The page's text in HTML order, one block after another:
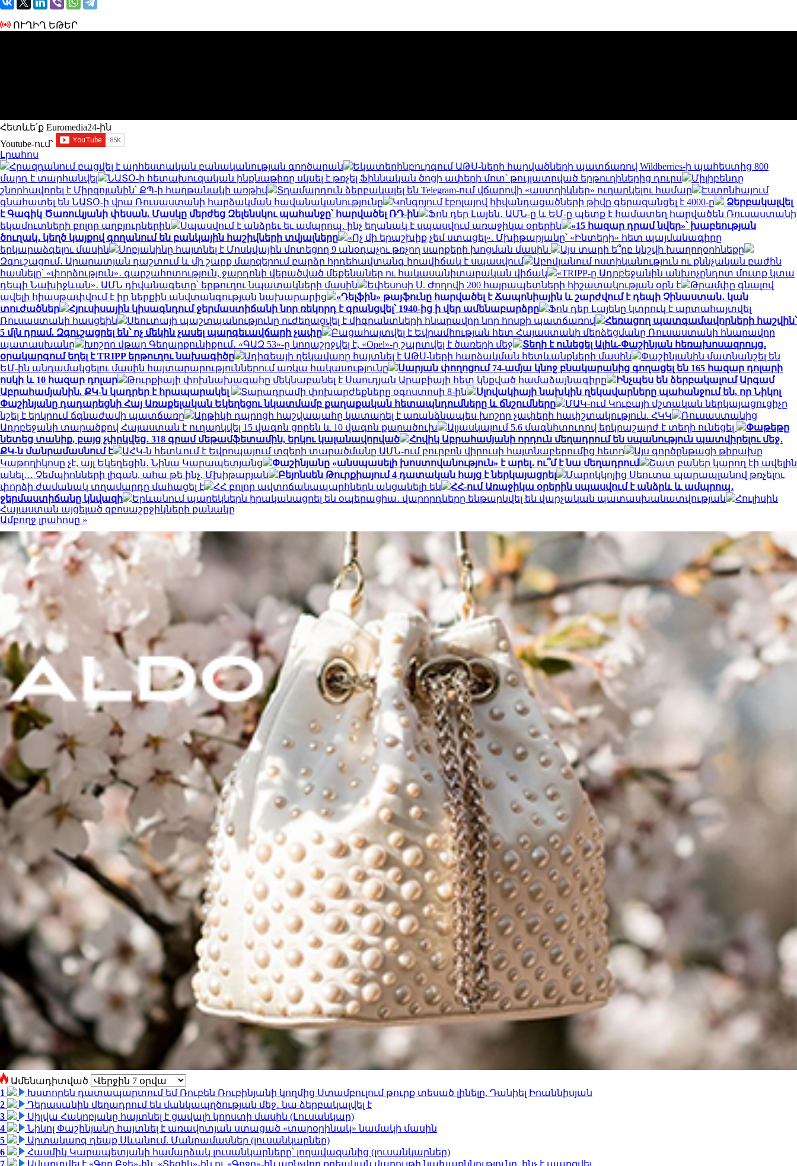
ՈՒՂԻՂ ԵԹԵՐ
Հետևե՛ք Euromedia24-ին
Youtube-ում`
Լրահոս
Հրազդանում բացվել է արհեստական բանականության գործարան
Եկատերինբուրգում ԱԹՍ-ների հարվածների պատճառով Wildberries-ի պահեստից 800
մարդ է տարհանվել
ՆԱՏՕ-ի հետախուզական ինքնաթիռը սկսել է թռչել Ֆիննական ծոցի ափերի մոտ՝ թույլատրված երթուղիներից դուրս
Միլիբենդը
շնորհավորել է Միրզոյանին՝ ՔՊ-ի հաղթանակի առթիվ
Տղամարդուն ձերբակալել են Telegram-ում վճարովի «աստղիկներ» ուղարկելու համար
Էստոնիայում
գնահատել են ՆԱՏՕ-ի վրա Ռուսաստանի հարձակման հավանականությունը
Կոնգոյում էբոլայով հիվանդացածների թիվը գերազանցել է 4000-ը
Ձերբակալվել
է Գագիկ Ծառուկյանի փեսան. Մասկը մերժեց Զելենսկու պահանջը՝ հարվածել ՌԴ-ին
Ֆոն դեր Լայեն․ ԱՄՆ-ը և ԵՄ-ը պետք է համատեղ հարվածեն Ռուսաստանի
եկամուտների բոլոր աղբյուրներին
Սպասվում է անձրեւ եւ ամպրոպ. ինչ եղանակ է սպասվում առաջիկա օրերին
«15 հազար դրամ նվեր»՝ խաբեության
ծուղակ․ կեղծ կայքով գողանում են բանկային հաշիվների տվյալները
«Ոչ մի երաշխիք չեմ ստացել». Մխիթարյանը՝ «Ինտերի» հետ պայմանագիրը
երկարաձգելու մասին
Սոբյանինը հայտնել է Մոսկվային մոտեցող 9 անօդաչու թռչող սարքերի խոցման մասին
Այս տարի ե՞րբ կնշվի խաղողօրհնեքը
Զգուշացում․ Արարատյան դաշտում և մի շարք մարզերում բարձր հրդեհավտանգ իրավիճակ է սպասվում
Աբովյանում ոստիկանություն ու քննչական բաժին
հասնելը՝ «փորձություն»․ գարշահոտություն, ջարդոնի վերածված մեքենաներ ու հակասանիտարական վիճակ
«TRIPP-ը Ադրբեջանին անխոչընդոտ մուտք կտա
դեպի Նախիջևան»․ ԱՄՆ դիվանագետը՝ երթուղու նպատակների մասին
Եփեսոսի Ս. Ժողովի 200 հայրապետների հիշատակության օրն է
Թրամփը գնալով
ավելի հիասթափվում է իր ներքին անվտանգության նախարարից
«Դելֆին» թայֆունը հարվածել է Ճապոնիային և շարժվում է դեպի Չինաստան․ կան
տուժածներ
Հյուսիսային կիսագնդում ջերմաստիճանի նոր ռեկորդ է գրանցվել՝ 1940-ից ի վեր ամենաբարձրը
Ֆոն դեր Լայենը կտրուկ է արտահայտվել
Ռուսաստանի հասցեին
Սեուտայի ​​պաշտպանությունը ուժեղացվել է միգրանտների հնարավոր նոր հոսքի պատճառով
Հեռացող պատգամավորների հաշվին՝
5 մլն դրամ. Զգուշացրել են՝ ոչ մեկին չասել պարգեւավճարի չափը
Բացահայտվել է Եվրամիության հետ Հայաստանի մերձեցմանը Ռուսաստանի հնարավոր
պատասխանը
Խոշոր վթար Գեղարքունիքում․ «ԳԱԶ 53»-ը կողաշրջվել է, «Opel»-ը շպրտվել է ծառերի մեջ
Տեղի է ունեցել Ալիև-Փաշինյան հեռախոսազրույց․
օրակարգում եղել է TRIPP երթուղու նախագիծը
Ադիգեայի ղեկավարը հայտնել է ԱԹՍ-ների հարձակման հետևանքների մասին
Փաշինյանին մատնանշել են
ԵՄ-ին անդամակցելու մասին հայտարարություններում առկա հակասությունը
Սարյան փողոցում 74-ամյա կնոջ բնակարանից գողացել են 165 հազար դոլարի
ոսկի և 10 հազար դոլար
Թուրքիայի փոխնախագահը մեկնաբանել է Սաուդյան Արաբիայի հետ կնքված համաձայնագիրը
Ինչպես են ձերբակալում Արգամ
Աբրահամյանին. ՔԿ-ն կադրեր է հրապարակել
Տարադրամի փոխարժեքները օգոստոսի 8-ին
Սլովակիայի նախկին ղեկավարները պահանջում են, որ Նիկոլ
Փաշինյանը դադարեցնի Հայ Առաքելական Եկեղեցու նկատմամբ քաղաքական հետապնդումները և ճնշումները
ՄԱԿ-ում Կուբայի մշտական ​​ներկայացուցիչը
նշել է երկրում ճգնաժամի պատճառը
Արթիկի դպրոցի հաշվապահը կատարել է առանձնապես խոշոր չափերի հափշտակություն. ՀԿԿ
Ռուսաստանից
Ադրբեջանի տարածքով Հայաստան է ուղարկվել 15 վագոն ցորեն և 10 վագոն քարածուխ
Ալյասկայում 5.6 մագնիտուդով երկրաշարժ է տեղի ունեցել
Փաթեթը
նետեց տանիք, բայց չփրկվեց․ 318 գրամ մեթամֆետամին, երկու կալանավորված
Հովիկ Աբրահամյանի որդուն մեղադրում են սպանություն պատվիրելու մեջ․
ՔԿ-ն մանրամասնում է
ԱՀԿ-ն հետևում է Եվրոպայում տզերի տարածմանը ԱՄՆ-ում բուրբոն վիրուսի հայտնաբերումից հետո
Այս գործընթացի թիրախը
Կաթողիկոսը չէ, այլ Եկեղեցին․ Նինա Կարապետյանց
Փաշինյանը «անսպասելի խոստովանություն» է արել․ ու՞մ է նա մեղադրում
Շատ բաներ կարող էի ավելին
անել… Չեմպիոնների լիգան, ահա թե ինչ. Մխիթարյան
Բեյոնսեն Թուրքիայում 4 դատական հայց է ներկայացրել
Մարոկկոյից Սեուտա պարապլանով թռչելու
փորձի ժամանակ տղամարդը մահացել է
ՀՀ բոլոր ավտոճանապարհներն անցանելի են
ՀՀ-ում Առաջիկա օրերին սպասվում է անձրև և ամպրոպ․
ջերմաստիճանը կնվազի
Երևանում պարեկներն իրականացրել են օպերացիա․ վարորդները ենթարկվել են վարչական պատասխանատվության
Հուլիսին
Հայաստան այցելած զբոսաշրջիկների քանակը
Ամբողջ լրահոսը »
Ամենադիտված
1
Խստորեն դատապարտում եմ Ռուբեն Ռուբինյանի կողմից Ստամբուլում թուրք տեսած լինելը. Դանիել Իոաննիսյան
2
Դերասանին մեղադրում են մանկապղծության մեջ․ նա ձերբակալվել է
3
Սիլվա Հակոբյանը հայտնել է ցավալի կորստի մասին (Լուսանկար)
4
Նիկոլ Փաշինյանը հայտնել է առավոտյան ստացած «տարօրինակ» նամակի մասին
5
Արտակարգ դեպք Սևանում. Մանրամասներ (լուսանկարներ)
6
Հասմիկ Կարապետյանի համարձակ լուսանկարները՝ լողավազանից (լուսանկարներ)
7
Ավարտվել է «Գող Բջե»-ին, «Տեցիկ»-ին ու «Գոջո»-ին առնչվող քրեական վարույթի նախաքննությունը. ինչ է պարզվել